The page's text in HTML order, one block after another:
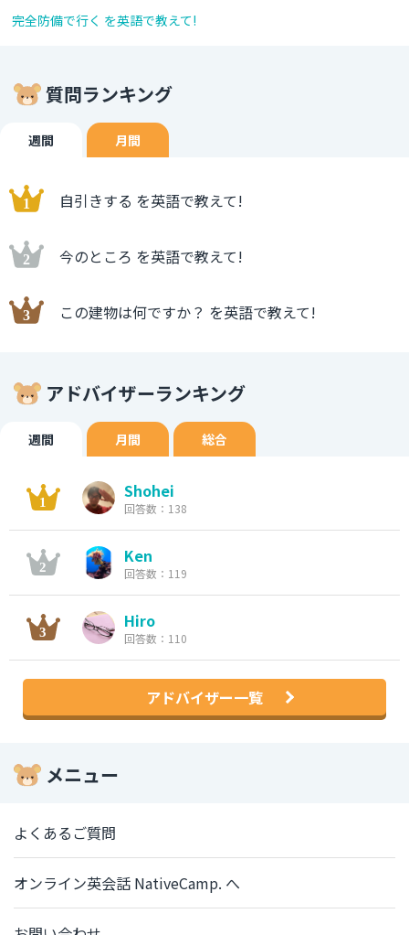
完全防備で行く を英語で教えて!
質問ランキング
週間 月間
自引きする を英語で教えて!
今のところ を英語で教えて!
この建物は何ですか？ を英語で教えて!
アドバイザーランキング
週間 月間 総合
Shohei
回答数：138
Ken
回答数：119
Hiro
回答数：110
アドバイザー一覧
メニュー
よくあるご質問
オンライン英会話 NativeCamp. へ